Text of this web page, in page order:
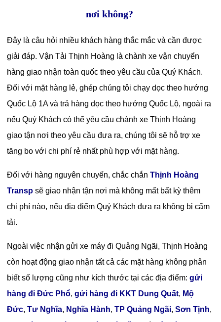
nơi không?
Đây là câu hỏi nhiều khách hàng thắc mắc và cần được
giải đáp. Vận Tải Thịnh Hoàng là chành xe vận chuyển
hàng giao nhận toàn quốc theo yêu cầu của Quý Khách.
Đối với mặt hàng lẻ, ghép chúng tôi chạy dọc theo hướng
Quốc Lộ 1A và trả hàng dọc theo hướng Quốc Lộ, ngoài ra
nếu Quý Khách có thể yêu cầu chành xe Thịnh Hoàng
giao tận nơi theo yêu cầu đưa ra, chúng tôi sẽ hỗ trợ xe
tăng bo với chi phí rẻ nhất phù hợp với mặt hàng.
Đối với hàng nguyên chuyến, chắc chắnThịnh Hoàng
Transp sẽ giao nhận tận nơi mà không mất bất kỳ thêm
chi phí nào, nếu địa điểm Quý Khách đưa ra không bị cấm
tải.
Ngoài việc nhận gửi xe máy đi Quảng Ngãi, Thịnh Hoàng
còn hoạt động giao nhận tất cả các mặt hàng không phân
biết số lượng cũng như kích thước tại các địa điểm:gửi
hàng đi Đức Phổ, gửi hàng đi KKT Dung Quất, Mộ
Đức, Tư Nghĩa, Nghĩa Hành, TP Quảng Ngãi, Sơn Tịnh,